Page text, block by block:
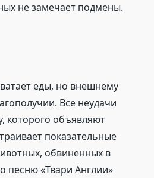
не замечает подмены.
еды, но внешнему
Все неудачи
которого объявляют
показательные
обвиненных в
песню «Твари Англии»